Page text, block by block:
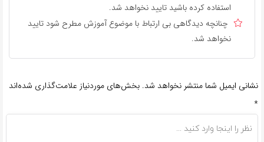
استفاده کرده باشید تایید نخواهد شد.
چنانچه دیدگاهی بی ارتباط با موضوع آموزش مطرح شود تایید
نخواهد شد.
نشانی ایمیل شما منتشر نخواهد شد. بخش‌های موردنیاز علامت‌گذاری شده‌اند
*